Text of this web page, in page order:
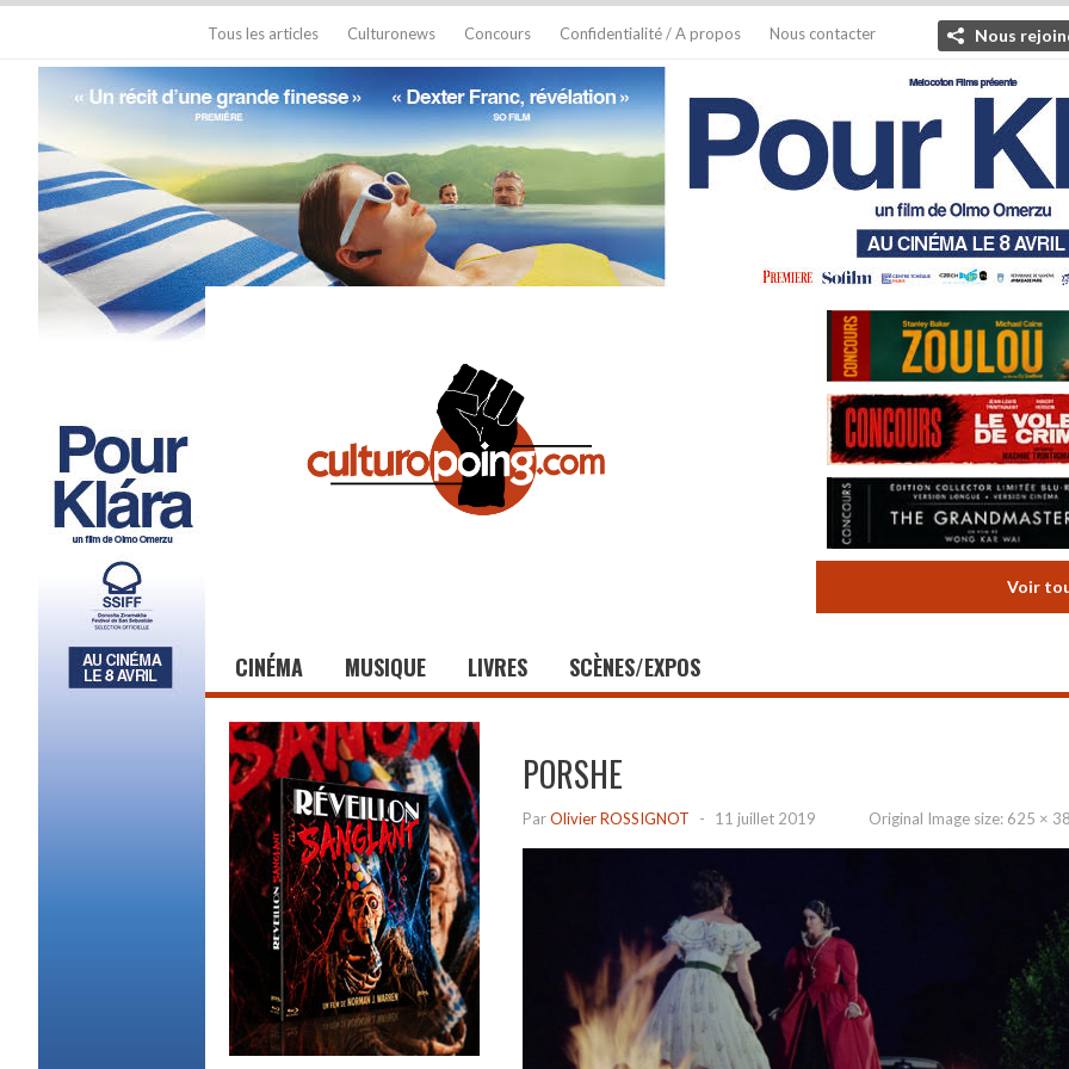
Tous les articles Culturonews Concours Confidentialité / A propos Nous contacter Nous
Voir
CINÉMA MUSIQUE LIVRES SCÈNES/EXPOS
PORSHE
ParOlivier ROSSIGNOT - 11 juillet 2019 Original Image size: 625 ×